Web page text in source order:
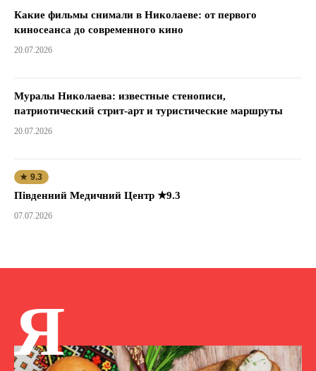
Какие фильмы снимали в Николаеве: от первого
киносеанса до современного кино
20.07.2026
Муралы Николаева: известные стенописи,
патриотический стрит-арт и туристические маршруты
20.07.2026
★ 9.3
Південний Медичний Центр ★9.3
07.07.2026
Я